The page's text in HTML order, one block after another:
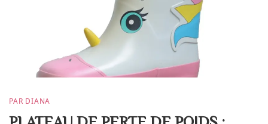
PAR DIANA